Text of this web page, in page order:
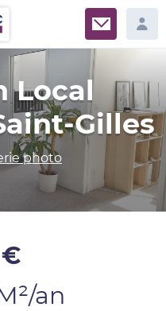
Local
Gilles
photo
€
an